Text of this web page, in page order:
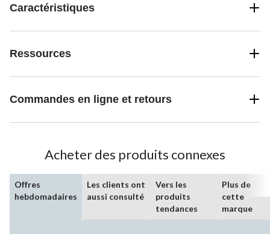
Caractéristiques
Ressources
Commandes en ligne et retours
Acheter des produits connexes
Offres
hebdomadaires
Les clients ont
aussi consulté
Vers les
produits
tendances
Plus de
cette
marque